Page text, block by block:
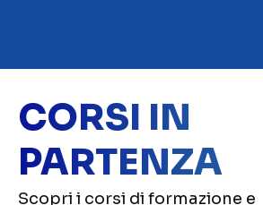
CORSI IN
PARTENZA
Scopri i corsi di formazione e